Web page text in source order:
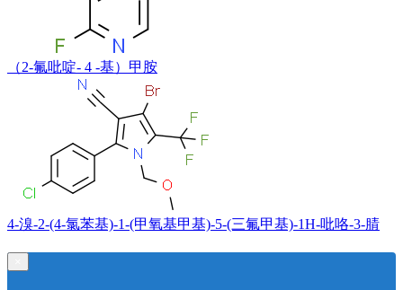
（2-氟吡啶- 4 -基）甲胺
4-溴-2-(4-氯苯基)-1-(甲氧基甲基)-5-(三氟甲基)-1H-吡咯-3-腈